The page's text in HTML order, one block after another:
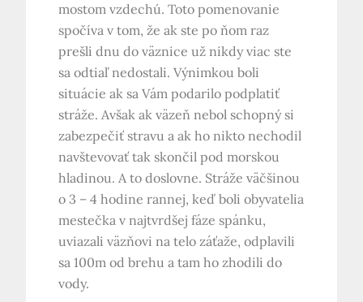
mostom vzdechú. Toto pomenovanie
spočíva v tom, že ak ste po ňom raz
prešli dnu do väznice už nikdy viac ste
sa odtiaľ nedostali. Výnimkou boli
situácie ak sa Vám podarilo podplatiť
stráže. Avšak ak väzeň nebol schopný si
zabezpečiť stravu a ak ho nikto nechodil
navštevovať tak skončil pod morskou
hladinou. A to doslovne. Stráže väčšinou
o 3 – 4 hodine rannej, keď boli obyvatelia
mestečka v najtvrdšej fáze spánku,
uviazali väzňovi na telo záťaže, odplavili
sa 100m od brehu a tam ho zhodili do
vody.